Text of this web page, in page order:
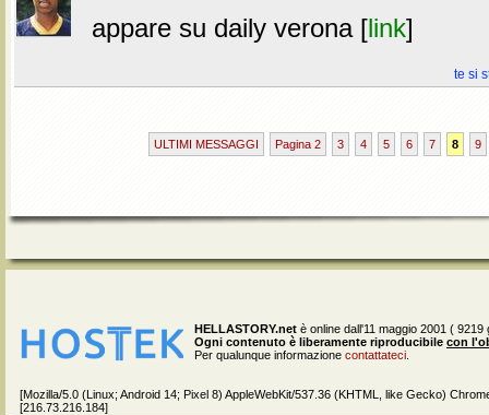
appare su daily verona [link]
te si
ULTIMI MESSAGGI Pagina 2 3 4 5 6 7 8 9
HELLASTORY.net è online dall'11 maggio 2001 ( 9219
Ogni contenuto è liberamente riproducibile con
Per qualunque informazione contattateci
[Mozilla/5.0 (Linux; Android 14; Pixel 8) AppleWebKit/537.36 (KHTML, like Gecko)
[216.73.216.184]